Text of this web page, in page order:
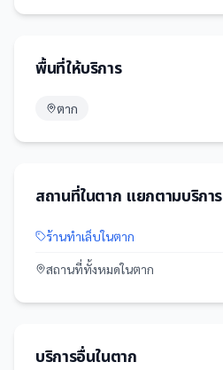
พื้นที่ให้บริการ
ตาก
สถานที่ในตาก แยกตามบริการ
ร้านทำเล็บในตาก
สถานที่ทั้งหมดในตาก
บริการอื่นในตาก